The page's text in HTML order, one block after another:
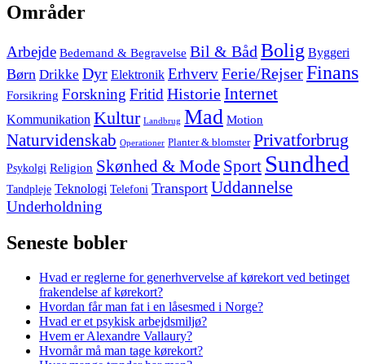
Skip
to
Områder
Arbejde Bedemand & Begravelse Bil & Båd Bolig Byggeri
Børn Drikke Dyr Elektronik ErhvervFerie/RejserFinans
Forsikring Forskning Fritid HistorieInternet
Kommunikation Kultur Landbrug Mad Motion
Naturvidenskab Operationer Planter & blomster Privatforbrug
Psykolgi Religion Skønhed & Mode Sport Sundhed
Tandpleje Teknologi Telefoni Transport Uddannelse
Underholdning
Seneste bobler
Hvad er reglerne for generhvervelse af kørekort ved betinget
frakendelse af kørekort?
Hvordan får man fat i en låsesmed i Norge?
Hvad er et psykisk arbejdsmiljø?
Hvem er Alexandre Vallaury?
Hvornår må man tage kørekort?